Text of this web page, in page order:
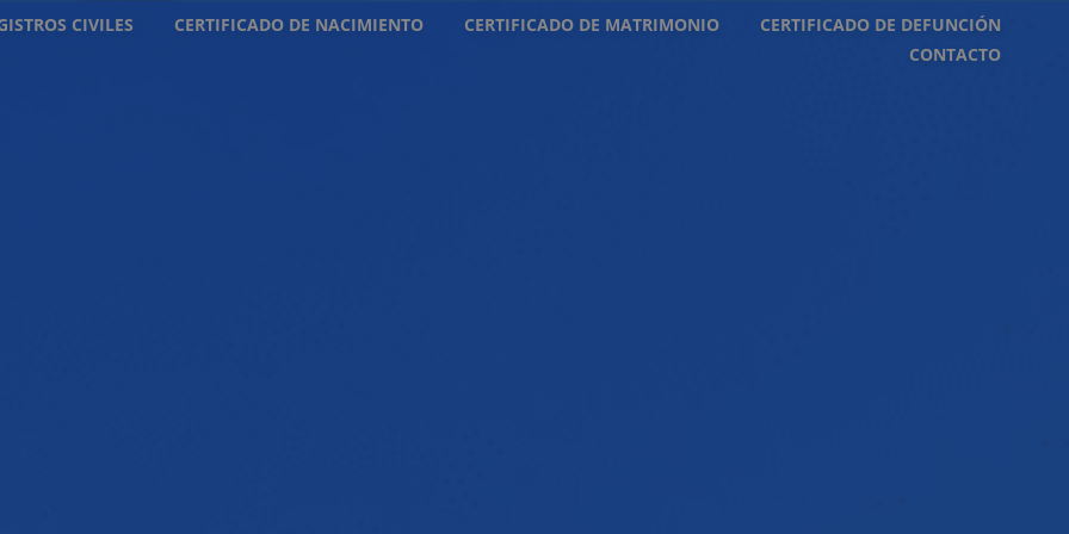
CIVILES CERTIFICADO DE NACIMIENTO CERTIFICADO DE MATRIMONIO
CERTIFICADO DE DEFUNCIÓN
CONTACTO